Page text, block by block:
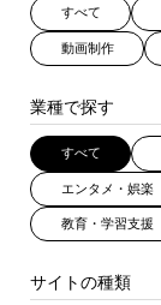
すべて
動画制作
業種で探す
すべて
エンタメ・娯楽
教育・学習支援
サイトの種類